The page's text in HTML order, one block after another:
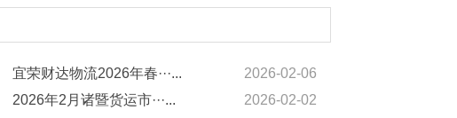
宜荣财达物流2026年春···...
2026-02-06
2026年2月诸暨货运市···...
2026-02-02